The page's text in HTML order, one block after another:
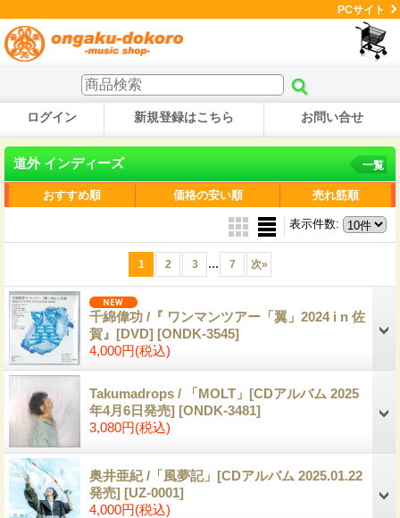
PCサイト
ログイン 新規登録はこちら お問い合せ
道外 インディーズ 一覧
おすすめ順 価格の安い順 売れ筋順
表示件数:
1 2 3 ... 7 次»
千綿偉功 /『 ワンマンツアー「翼」2024 i n 佐
賀』[DVD] [ONDK-3545]
4,000円(税込)
Takumadrops / 「MOLT」[CDアルバム 2025
年4月6日発売] [ONDK-3481]
3,080円(税込)
奥井亜紀 /「風夢記」[CDアルバム 2025.01.22
発売] [UZ-0001]
4,000円(税込)